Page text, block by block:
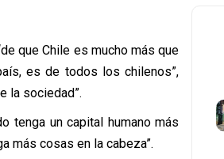
que Chile es mucho más que
es de todos los chilenos”,
la sociedad”.
tenga un capital humano más
más cosas en la cabeza”.